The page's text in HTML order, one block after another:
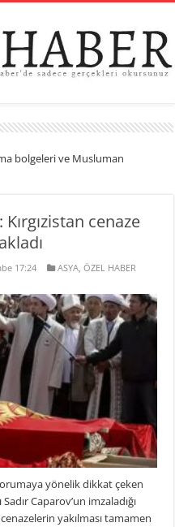
bolgeleri ve Musluman
cenaze
17:24 ASYA ,ÖZEL HABER
yönelik dikkat çeken
Caparov’un imzaladığı
yakılması tamamen